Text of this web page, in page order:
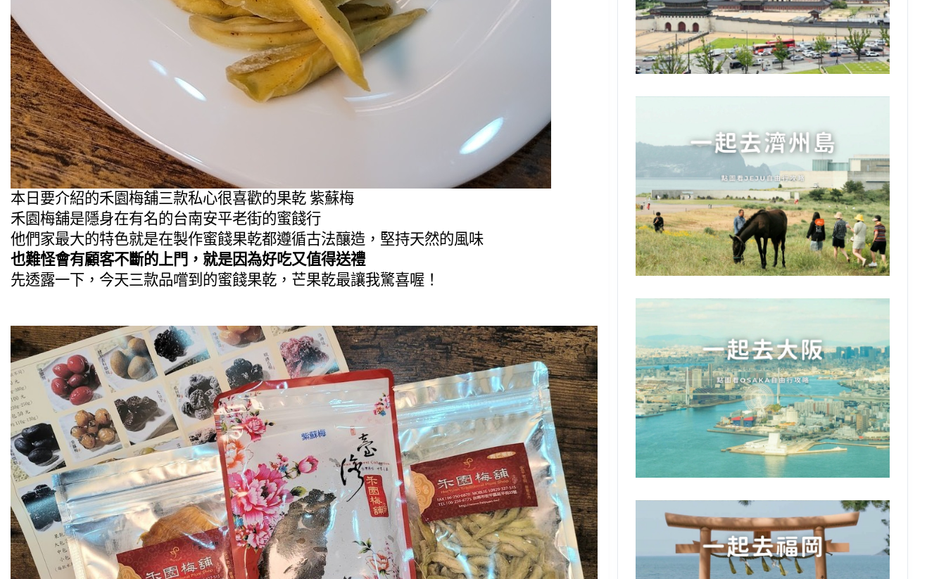
本日要介紹的禾園梅舖三款私心很喜歡的果乾 紫蘇梅
禾園梅舖是隱身在有名的台南安平老街的蜜餞行
他們家最大的特色就是在製作蜜餞果乾都遵循古法釀造，堅持天然的風味
也難怪會有顧客不斷的上門，就是因為好吃又值得送禮
先透露一下，今天三款品嚐到的蜜餞果乾，芒果乾最讓我驚喜喔！